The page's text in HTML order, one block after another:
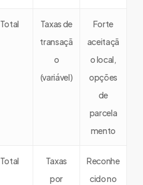
Total
Taxas de
transaçã
o
(variável)
Forte
aceitaçã
o local,
opções
de
parcela
mento
Total
Taxas
por
Reconhe
cido no